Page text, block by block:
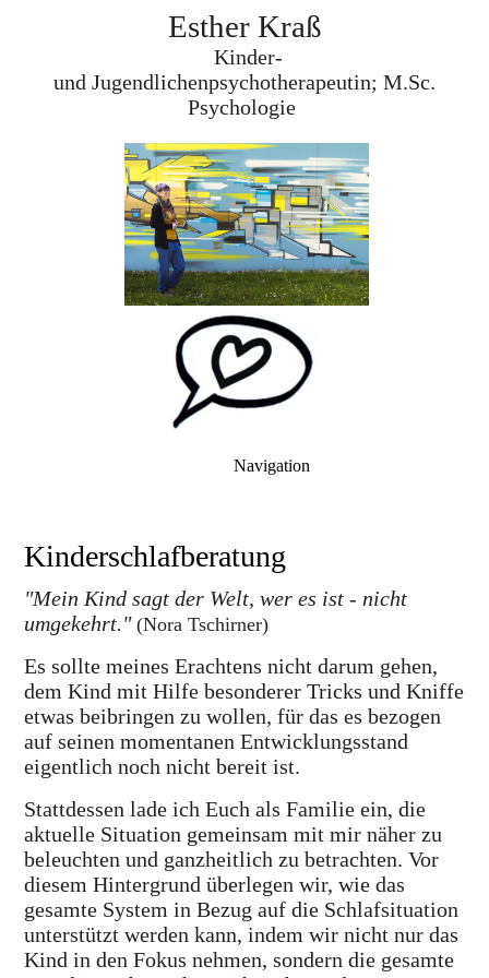
Esther Kraß
Kinder-
und Jugendlichenpsychotherapeutin; M.Sc.
Psychologie
Navigation
Kinderschlafberatung
"Mein Kind sagt der Welt, wer es ist - nicht
umgekehrt." (Nora Tschirner)
Es sollte meines Erachtensnichtdarum gehen,
dem Kind mit Hilfe besonderer Tricks und Kniffe
etwas beibringen zu wollen, für das es bezogen
auf seinen momentanen Entwicklungsstand
eigentlich noch nicht bereit ist.
Stattdessen lade ich Euch als Familie ein, die
aktuelle Situation gemeinsam mit mirnäher zu
beleuchten und ganzheitlich zu betrachten. Vor
diesem Hintergrund überlegen wir, wie das
gesamte System in Bezug auf die Schlafsituation
unterstützt werden kann, indem wir nicht nur das
Kind in den Fokus nehmen, sondern die gesamte